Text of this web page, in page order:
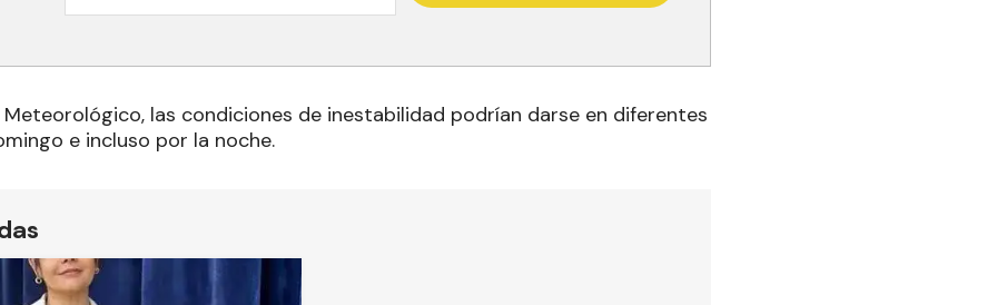
Meteorológico, las condiciones de inestabilidad podrían darse en diferentes
e incluso por la noche.